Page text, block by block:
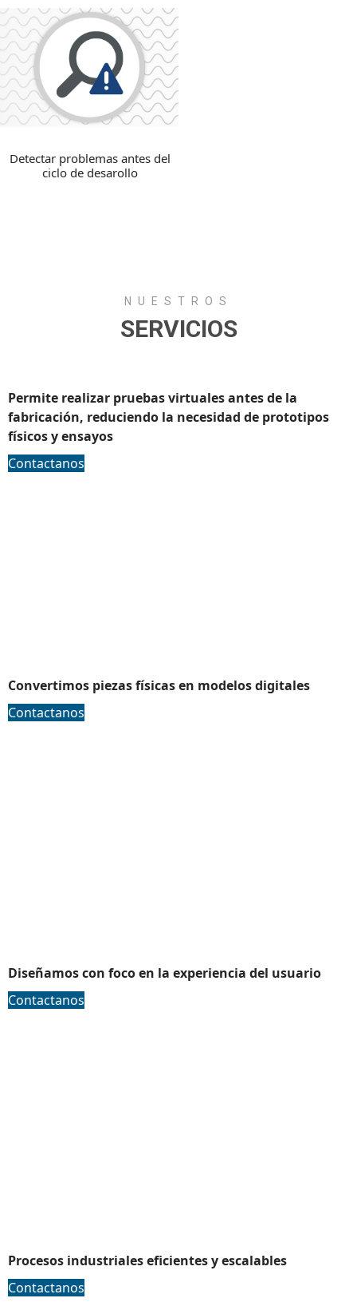
Detectar problemas antes del
ciclo de desarollo
NUESTROS
SERVICIOS
Permite realizar pruebas virtuales antes de la
fabricación, reduciendo la necesidad de prototipos
físicos y ensayos
Contactanos
Convertimos piezas físicas en modelos digitales
Contactanos
Diseñamos con foco en la experiencia del usuario
Contactanos
Procesos industriales eficientes y escalables
Contactanos